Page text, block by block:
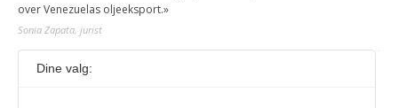
over Venezuelas oljeeksport.»
Sonia Zapata, jurist
117,8 millioner er på flukt, en nedgang fra forrige
Dine valg: